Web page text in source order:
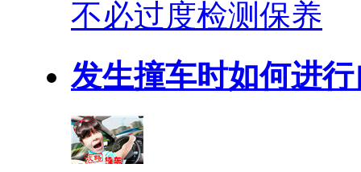
不必过度检测保养
发生撞车时如何进